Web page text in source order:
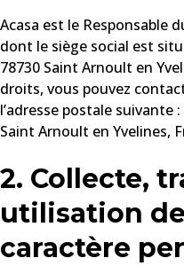
Acasa est le Responsable
dont le siège social est
78730 Saint Arnoult en
droits, vous pouvez
l’adresse postale suivante
Saint Arnoult en Yvelines,
2. Collecte,
utilisation
caractère